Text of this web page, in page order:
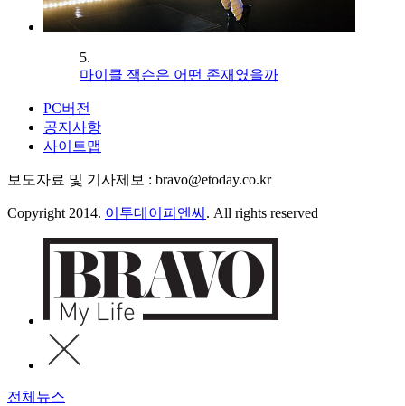
5.
마이클 잭슨은 어떤 존재였을까
PC버전
공지사항
사이트맵
보도자료 및 기사제보 : bravo@etoday.co.kr
Copyright 2014. 이투데이피엔씨 . All rights reserved
전체뉴스